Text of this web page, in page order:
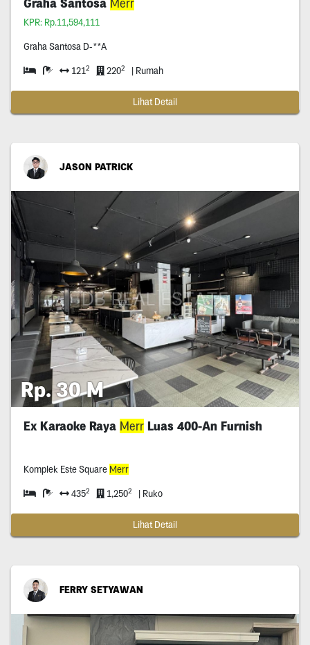
Graha Santosa Merr
KPR: Rp.11,594,111
Graha Santosa D-**A
1212 2202 | Rumah
Lihat Detail
JASON PATRICK
Rp. 30 M
Ex Karaoke Raya MerrLuas 400-An Furnish
Komplek Este Square Merr
4352 1,2502 | Ruko
Lihat Detail
FERRY SETYAWAN